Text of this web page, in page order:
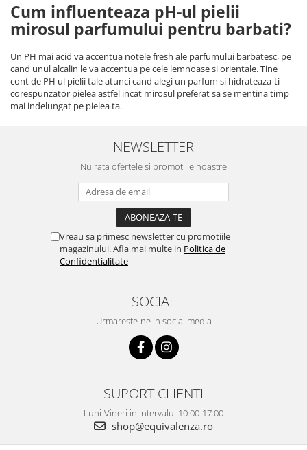
Cum influenteaza pH-ul pielii
mirosul parfumului pentru barbati?
Un PH mai acid va accentua notele fresh ale parfumului barbatesc, pe
cand unul alcalin le va accentua pe cele lemnoase si orientale. Tine
cont de PH ul pielii tale atunci cand alegi un parfum si hidrateaza-ti
corespunzator pielea astfel incat mirosul preferat sa se mentina timp
mai indelungat pe pielea ta.
NEWSLETTER
Nu rata ofertele si promotiile noastre
Vreau sa primesc newsletter cu promotiile
magazinului. Afla mai multe in Politica de
Confidentialitate
SOCIAL
Urmareste-ne in social media
SUPORT CLIENTI
Luni-Vineri in intervalul 10:00-17:00
shop@equivalenza.ro